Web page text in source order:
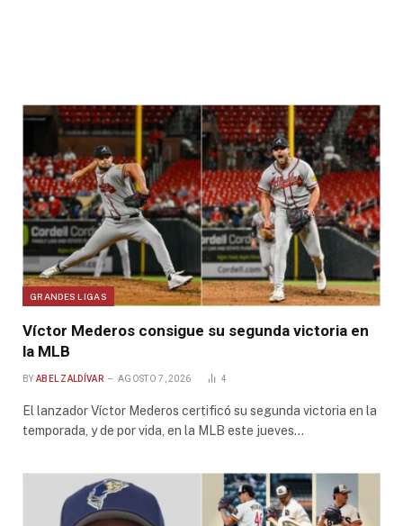
GRANDES LIGAS
Víctor Mederos consigue su segunda victoria en
la MLB
BY ABEL ZALDÍVAR AGOSTO 7, 2026 4
El lanzador Víctor Mederos certificó su segunda victoria en la
temporada, y de por vida, en la MLB este jueves…